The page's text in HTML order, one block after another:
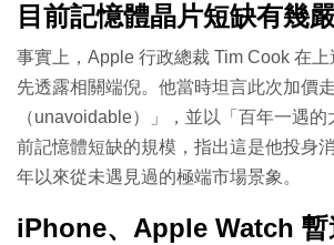
目前記憶體晶片短缺有幾
事實上，Apple 行政總裁 Tim Cook 在
先透露相關端倪。他當時坦言此次加價
（unavoidable）」，並以「百年一遇
前記憶體短缺的規模，指出這是他投身
年以來從未遇見過的極端市場景象。
iPhone、Apple Watch 暫